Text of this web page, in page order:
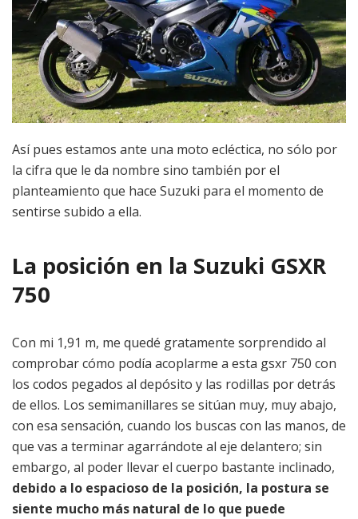
Así pues estamos ante una moto ecléctica, no sólo por
la cifra que le da nombre sino también por el
planteamiento que hace Suzuki para el momento de
sentirse subido a ella.
La posición en la Suzuki GSXR
750
Con mi 1,91 m, me quedé gratamente sorprendido al
comprobar cómo podía acoplarme a esta gsxr 750 con
los codos pegados al depósito y las rodillas por detrás
de ellos. Los semimanillares se sitúan muy, muy abajo,
con esa sensación, cuando los buscas con las manos, de
que vas a terminar agarrándote al eje delantero; sin
embargo, al poder llevar el cuerpo bastante inclinado,
debido a lo espacioso de la posición, la postura se
siente mucho más natural de lo que puede